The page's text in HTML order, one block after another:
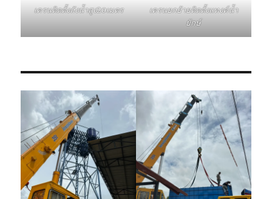
เครนติดตั้งถังน้ำสูง20เมตร
เครนยกย้ายติดตั้งแทงค์น้ำ
ยักษ์